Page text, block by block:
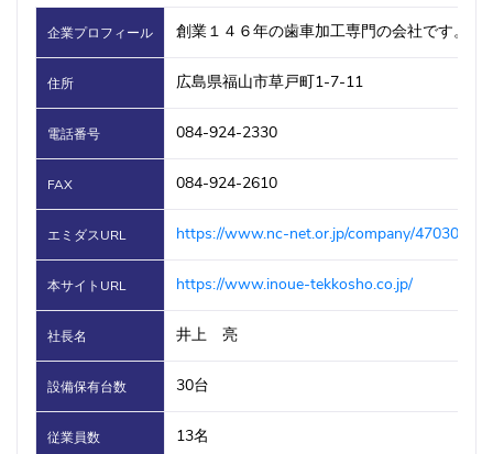
企業プロフィール 創業１４６年の歯車加工専門の会社です。
住所 広島県福山市草戸町1-7-11
電話番号 084-924-2330
FAX 084-924-2610
エミダスURL https://www.nc-net.or.jp/company/47030/
本サイトURL https://www.inoue-tekkosho.co.jp/
社長名 井上 亮
設備保有台数 30台
従業員数 13名